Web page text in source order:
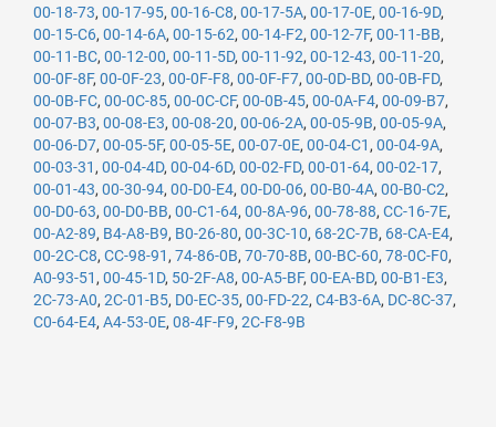
00-18-73, 00-17-95, 00-16-C8, 00-17-5A, 00-17-0E, 00-16-9D,
00-15-C6, 00-14-6A, 00-15-62, 00-14-F2, 00-12-7F, 00-11-BB,
00-11-BC, 00-12-00, 00-11-5D, 00-11-92, 00-12-43, 00-11-20,
00-0F-8F, 00-0F-23, 00-0F-F8, 00-0F-F7, 00-0D-BD, 00-0B-FD,
00-0B-FC, 00-0C-85, 00-0C-CF, 00-0B-45, 00-0A-F4, 00-09-B7,
00-07-B3, 00-08-E3, 00-08-20, 00-06-2A, 00-05-9B, 00-05-9A,
00-06-D7, 00-05-5F, 00-05-5E, 00-07-0E, 00-04-C1 , 00-04-9A,
00-03-31 , 00-04-4D, 00-04-6D, 00-02-FD, 00-01-64, 00-02-17,
00-01-43, 00-30-94, 00-D0-E4, 00-D0-06, 00-B0-4A, 00-B0-C2,
00-D0-63, 00-D0-BB, 00-C1-64, 00-8A-96, 00-78-88, CC-16-7E,
00-A2-89, B4-A8-B9, B0-26-80, 00-3C-10, 68-2C-7B, 68-CA-E4,
00-2C-C8, CC-98-91 , 74-86-0B, 70-70-8B, 00-BC-60, 78-0C-F0,
A0-93-51 , 00-45-1D, 50-2F-A8, 00-A5-BF, 00-EA-BD, 00-B1-E3,
2C-73-A0, 2C-01-B5, D0-EC-35, 00-FD-22, C4-B3-6A, DC-8C-37,
C0-64-E4, A4-53-0E, 08-4F-F9, 2C-F8-9B